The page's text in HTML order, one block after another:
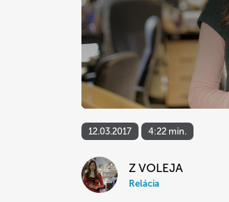
12.03.2017 4:22 min.
Z VOLEJA
Relácia